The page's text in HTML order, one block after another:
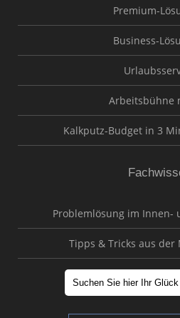
Premium-
Business-
Arbeitsbühne
Kalkputz-Budget in 3
Problemlösung im Innen-
Tipps & Tricks aus